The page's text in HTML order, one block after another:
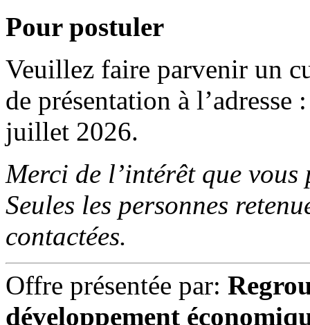
Pour postuler
Veuillez faire parvenir un
de présentation à l’adresse
juillet 2026.
Merci de l’intérêt que
Seules les personnes
contactées.
Offre présentée par:
développement